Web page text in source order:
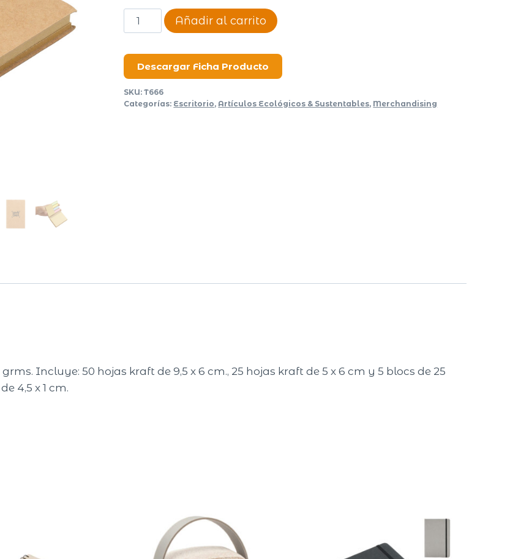
Memo
folder
cantidad
Añadir al carrito
Descargar Ficha Producto
SKU:T666
Categorías: Escritorio, Artículos Ecológicos & Sustentables, Merchandising
Incluye: 50 hojas kraft de 9,5 x 6 cm., 25 hojas kraft de 5 x 6 cm y 5 blocs de 25
4,5 x 1 cm.